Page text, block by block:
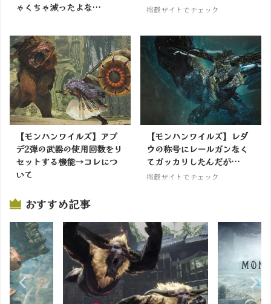
ゃくちゃ減ったよな…
掲載サイトでチェック
【モンハンワイルズ】アプ
デ2弾の武器の使用回数をリ
セットする機能→コレにつ
いて
【モンハンワイルズ】レダ
ウの称号にレールガンなく
てガッカリしたんだが…
掲載サイトでチェック
おすすめ記事